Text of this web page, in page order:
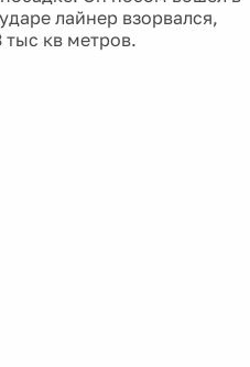
лайнер взорвался,
кв метров.